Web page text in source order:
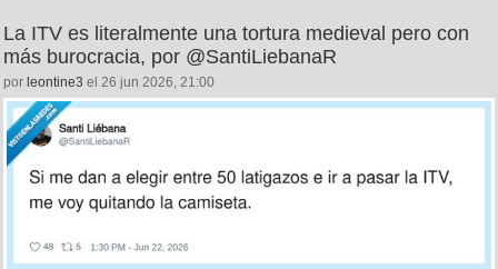
La ITV es literalmente una tortura medieval pero con
más burocracia, por @SantiLiebanaR
por leontine3 el 26 jun 2026, 21:00